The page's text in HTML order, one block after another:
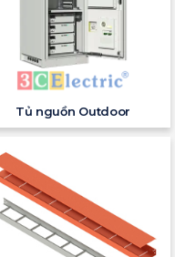
Tủ nguồn Outdoor